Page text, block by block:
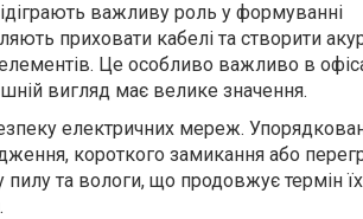
важливу роль у формуванні
приховати кабелі та створити
Це особливо важливо в
вигляд має велике значення.
електричних мереж.
короткого замикання або
та вологи, що продовжує термін